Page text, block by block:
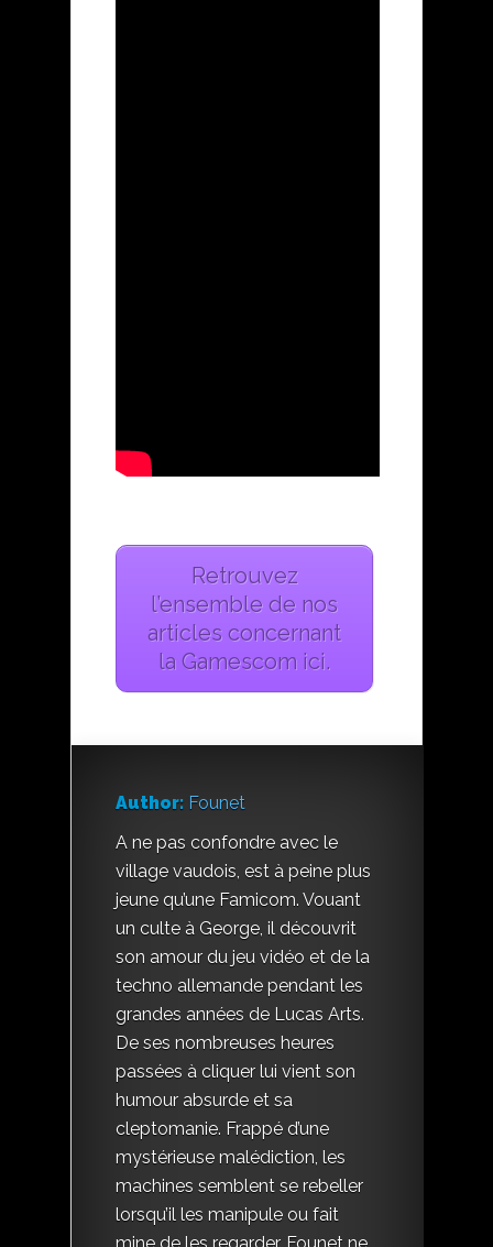
Retrouvez
l’ensemble de nos
articles concernant
la Gamescom ici.
Author: Founet
A ne pas confondre avec le
village vaudois, est à peine plus
jeune qu’une Famicom. Vouant
un culte à George, il découvrit
son amour du jeu vidéo et de la
techno allemande pendant les
grandes années de Lucas Arts.
De ses nombreuses heures
passées à cliquer lui vient son
humour absurde et sa
cleptomanie. Frappé d’une
mystérieuse malédiction, les
machines semblent se rebeller
lorsqu’il les manipule ou fait